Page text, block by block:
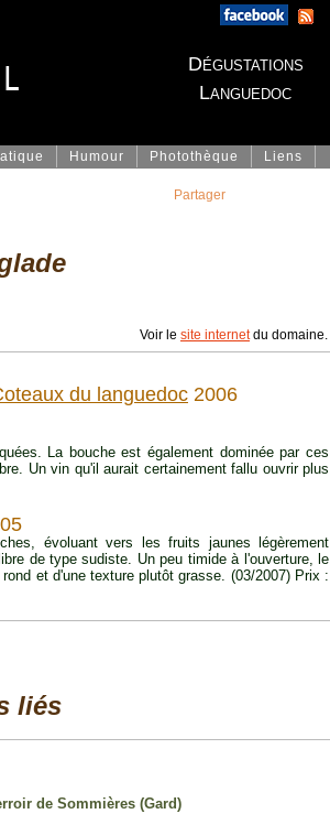
Dégustations
Languedoc
Humour Photothèque Liens
Voir le site internetdu domaine.
du languedoc 2006
La bouche est également dominée par ces
Un vin qu'il aurait certainement fallu ouvrir plus
évoluant vers les fruits jaunes légèrement
de type sudiste. Un peu timide à l'ouverture, le
et d'une texture plutôt grasse. (03/2007) Prix :
liés
de Sommières (Gard)
Partager